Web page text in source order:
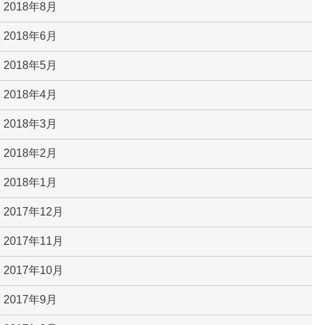
2018年8月
2018年6月
2018年5月
2018年4月
2018年3月
2018年2月
2018年1月
2017年12月
2017年11月
2017年10月
2017年9月